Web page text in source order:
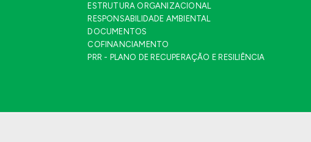
ESTRUTURA ORGANIZACIONAL
RESPONSABILIDADE AMBIENTAL
DOCUMENTOS
COFINANCIAMENTO
PRR - PLANO DE RECUPERAÇÃO E RESILIÊNCIA